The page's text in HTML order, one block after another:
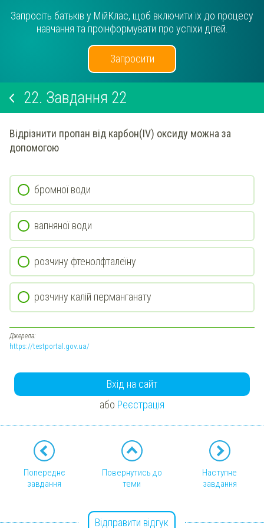
Запросіть батьків у МійКлас, щоб включити їх до процесу
навчання та проінформувати про успіхи дітей.
Запросити
22. Завдання 22
Відрізнити пропан від карбон(IV) оксиду можна за
допомогою
бромної води
вапняної води
розчину фтенолфталеїну
розчину калій перманганату
Джерела:
https://testportal.gov.ua/
Вхід на сайт
або Реєстрація
Попереднє
завдання
Повернутись до
теми
Наступне
завдання
Відправити відгук